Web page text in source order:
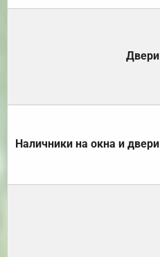
Двери
Наличники на окна и двери